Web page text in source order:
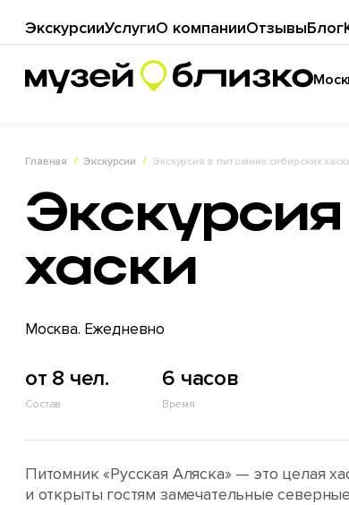
ЭкскурсииУслугиО компанииОтзывыБлог
Главная Экскурсии Экскурсия в питомник сибирских
хаски
Москва. Ежедневно
от 8 чел.
Состав
6 часов
Время
Питомник «Русская Аляска» — это целая
и открыты гостям замечательные